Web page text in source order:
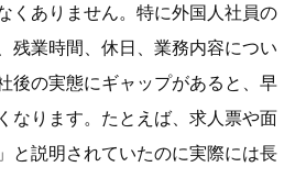
くありません。特に外国人社員の
残業時間、休日、業務内容につい
後の実態にギャップがあると、早
なります。たとえば、求人票や面
と説明されていたのに実際には長